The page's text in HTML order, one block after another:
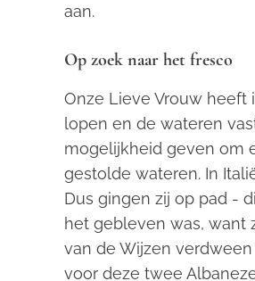
aan.
Op zoek naar het fresco
Onze Lieve Vrouw
lopen en de wateren
mogelijkheid geven om
gestolde wateren. In
Dus gingen zij op pad -
het gebleven was, want
van de Wijzen
voor deze twee